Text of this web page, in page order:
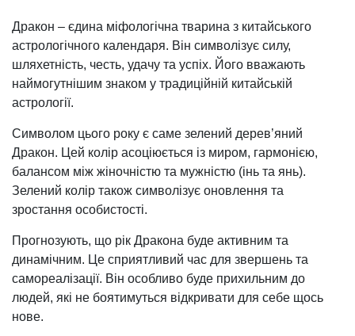
Дракон – єдина міфологічна тварина з китайського
астрологічного календаря. Він символізує силу,
шляхетність, честь, удачу та успіх. Його вважають
наймогутнішим знаком у традиційній китайській
астрології.
Символом цього року є саме зелений дерев’яний
Дракон. Цей колір асоціюється із миром, гармонією,
балансом між жіночністю та мужністю (інь та янь).
Зелений колір також символізує оновлення та
зростання особистості.
Прогнозують, що рік Дракона буде активним та
динамічним. Це сприятливий час для звершень та
самореалізації. Він особливо буде прихильним до
людей, які не боятимуться відкривати для себе щось
нове.